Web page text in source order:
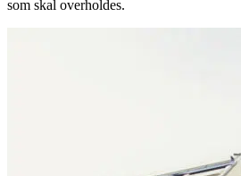
som skal overholdes.